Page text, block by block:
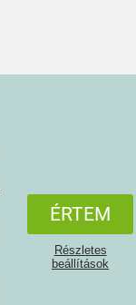
ÉRTEM
Részletes
beállítások